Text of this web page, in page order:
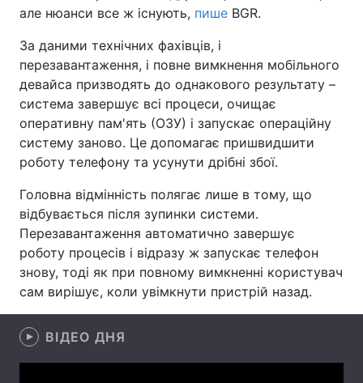
Спорт Наука
Зброя Інциденти
Здоров'я Туризм
Цікавинки Погода
Екологія Регіони
Лонгріди
Відео з Youtube
але нюанси все ж існують, пише BGR.
За даними технічних фахівців, і
перезавантаження, і повне вимкнення мобільного
девайса призводять до однакового результату –
система завершує всі процеси, очищає
оперативну пам'ять (ОЗУ) і запускає операційну
систему заново. Це допомагає пришвидшити
роботу телефону та усунути дрібні збої.
Головна відмінність полягає лише в тому, що
відбувається після зупинки системи.
Перезавантаження автоматично завершує
роботу процесів і відразу ж запускає телефон
знову, тоді як при повному вимкненні користувач
сам вирішує, коли увімкнути пристрій назад.
ВІДЕО ДНЯ